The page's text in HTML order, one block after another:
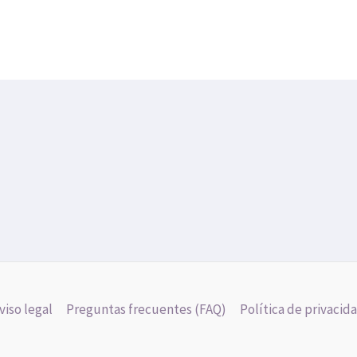
legal Preguntas frecuentes (FAQ) Política de